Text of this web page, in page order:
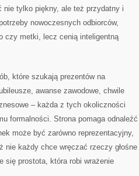
nie tylko piękny, ale też przydatny i
nowoczesnych odbiorców,
czy metki, lecz cenią inteligentną
które szukają prezentów na
awanse zawodowe, chwile
– każda z tych okoliczności
formalności. Strona pomaga odnaleźć
może być zarówno reprezentacyjny,
nie każdy chce wręczać rzeczy głośne
się prostota, która robi wrażenie